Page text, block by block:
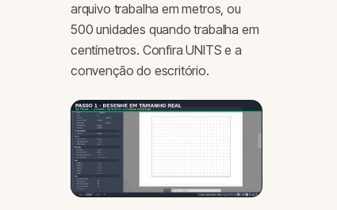
arquivo trabalha em metros, ou
500 unidades quando trabalha em
centímetros. Confira UNITS e a
convenção do escritório.